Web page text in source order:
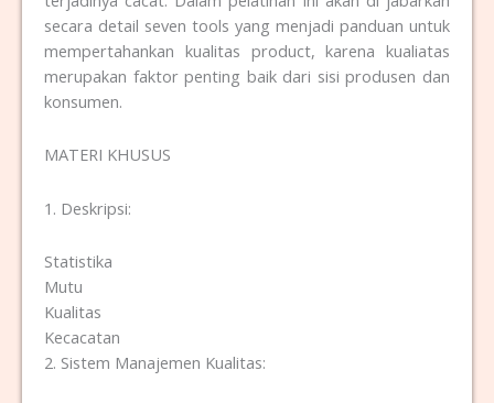
secara detail seven tools yang menjadi panduan untuk
mempertahankan kualitas product, karena kualiatas
merupakan faktor penting baik dari sisi produsen dan
konsumen.
MATERI KHUSUS
1. Deskripsi:
Statistika
Mutu
Kualitas
Kecacatan
2. Sistem Manajemen Kualitas: